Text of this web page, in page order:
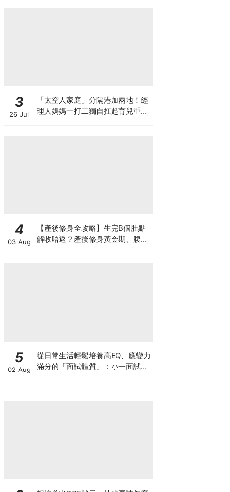
3
26 Jul
「太空人家庭」分隔港加兩地！經
理人媽媽一打二獨自扛起育兒重
4
03 Aug
【產後修身全攻略】生完B個肚點
解收唔返？產後修身黃金期、腹直
5
02 Aug
從日常生活輕鬆培養高EQ、應變力
滿分的「面試體質」：小一面試最